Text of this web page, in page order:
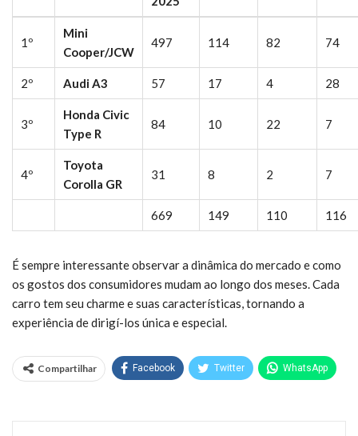
1º
Mini
Cooper/JCW
497 114 82 74
2º Audi A3 57 17 4 28
3º
Honda Civic
Type R
84 10 22 7
4º
Toyota
Corolla GR
31 8 2 7
669 149 110 116
É sempre interessante observar a dinâmica do mercado e como
os gostos dos consumidores mudam ao longo dos meses. Cada
carro tem seu charme e suas características, tornando a
experiência de dirigí-los única e especial.
Compartilhar Facebook Twitter WhatsApp